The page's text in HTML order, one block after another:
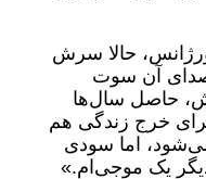
حالا سرش
صدای آن سوت
حاصل سال‌ها
برای خرج زندگی هم
اما سودی
یک موجی‌ام.»